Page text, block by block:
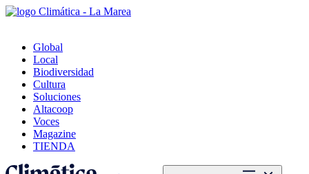
Global
Local
Biodiversidad
Cultura
Soluciones
Altacoop
Voces
Magazine
TIENDA